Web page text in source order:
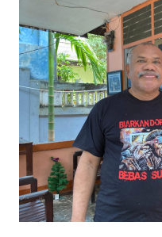
WN
JAMBI
WN
SULTRA
WN
NTB